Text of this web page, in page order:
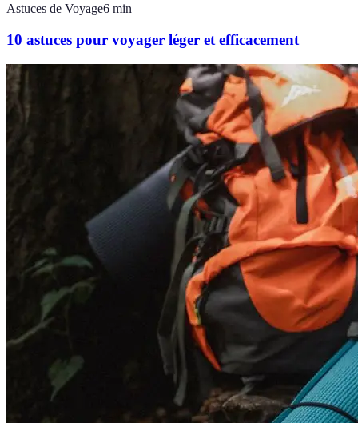
Astuces de Voyage6 min
10 astuces pour voyager léger et efficacement